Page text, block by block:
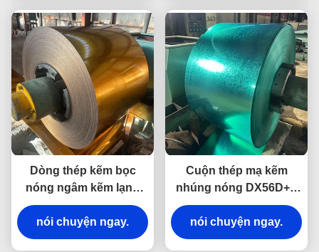
Dòng thép kẽm bọc
nóng ngâm kẽm lạnh
cán Ppgi Dòng thép
nói chuyện ngay.
Cuộn thép mạ kẽm
nhúng nóng DX56D+Z
cán nguội cho mái nhà,
ô tô, công nghiệp
nói chuyện ngay.